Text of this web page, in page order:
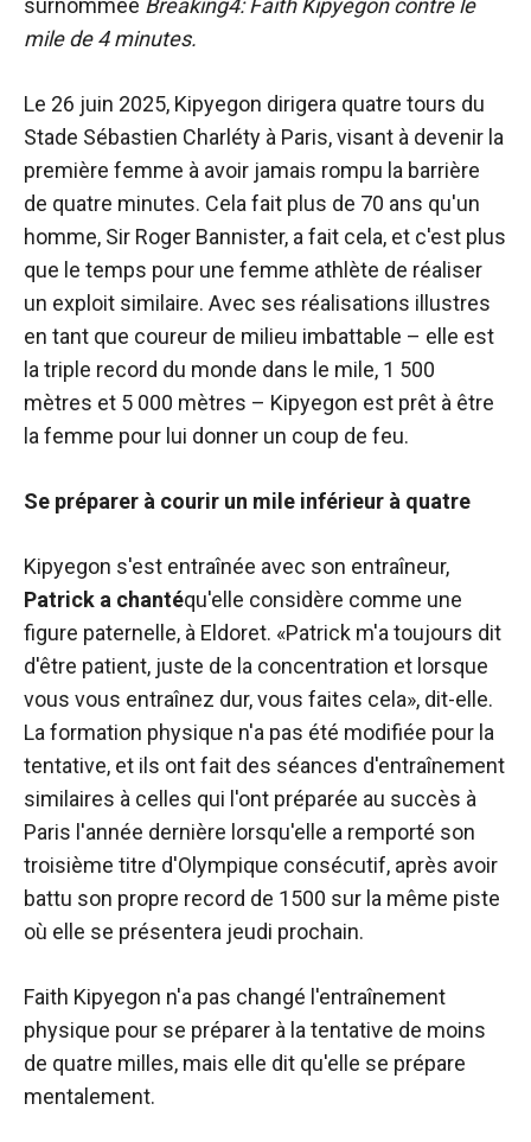
surnommée Breaking4: Faith Kipyegon contre le
mile de 4 minutes.
Le 26 juin 2025, Kipyegon dirigera quatre tours du
Stade Sébastien Charléty à Paris, visant à devenir la
première femme à avoir jamais rompu la barrière
de quatre minutes. Cela fait plus de 70 ans qu'un
homme, Sir Roger Bannister, a fait cela, et c'est plus
que le temps pour une femme athlète de réaliser
un exploit similaire. Avec ses réalisations illustres
en tant que coureur de milieu imbattable – elle est
la triple record du monde dans le mile, 1 500
mètres et 5 000 mètres – Kipyegon est prêt à être
la femme pour lui donner un coup de feu.
Se préparer à courir un mile inférieur à quatre
Kipyegon s'est entraînée avec son entraîneur,
Patrick a chantéqu'elle considère comme une
figure paternelle, à Eldoret. «Patrick m'a toujours dit
d'être patient, juste de la concentration et lorsque
vous vous entraînez dur, vous faites cela», dit-elle.
La formation physique n'a pas été modifiée pour la
tentative, et ils ont fait des séances d'entraînement
similaires à celles qui l'ont préparée au succès à
Paris l'année dernière lorsqu'elle a remporté son
troisième titre d'Olympique consécutif, après avoir
battu son propre record de 1500 sur la même piste
où elle se présentera jeudi prochain.
Faith Kipyegon n'a pas changé l'entraînement
physique pour se préparer à la tentative de moins
de quatre milles, mais elle dit qu'elle se prépare
mentalement.